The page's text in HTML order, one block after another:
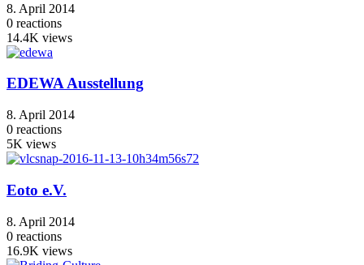
8. April 2014
0 reactions
14.4K views
EDEWA Ausstellung
8. April 2014
0 reactions
5K views
Eoto e.V.
8. April 2014
0 reactions
16.9K views